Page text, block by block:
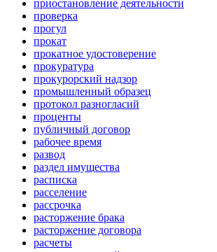
приостановление деятельности
проверка
прогул
прокат
прокатное удостоверение
прокуратура
прокурорский надзор
промышленный образец
протокол разногласий
проценты
публичный договор
рабочее время
развод
раздел имущества
расписка
расселение
рассрочка
расторжение брака
расторжение договора
расчеты